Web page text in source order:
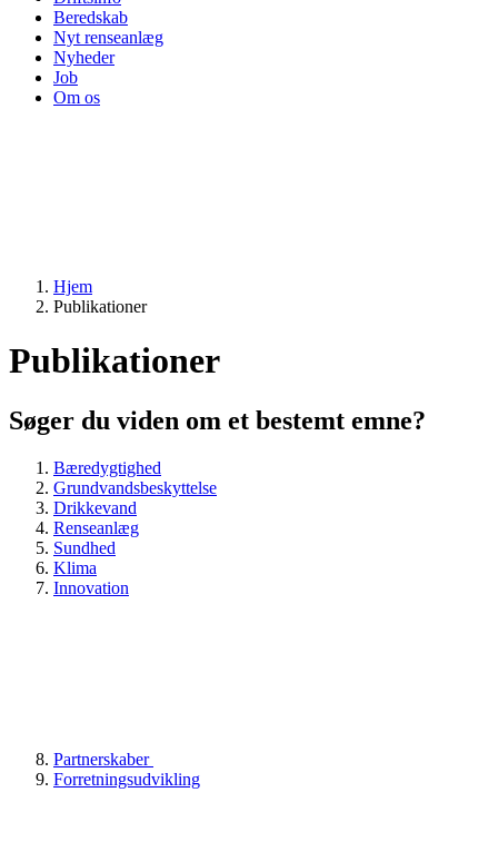
Beredskab
Nyt renseanlæg
Nyheder
Job
Om os
Hjem
Publikationer
Publikationer
Søger du viden om et bestemt emne?
Bæredygtighed
Grundvandsbeskyttelse
Drikkevand
Renseanlæg
Sundhed
Klima
Innovation
Partnerskaber
Forretningsudvikling